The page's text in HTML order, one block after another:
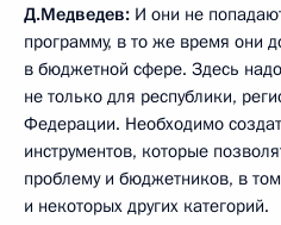
Д.Медведев: И они не
программу, в то же время они
в бюджетной сфере. Здесь
не только для республики,
Федерации. Необходимо
инструментов, которые
проблему и бюджетников, в
и некоторых других категорий.